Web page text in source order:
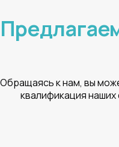
Обращаясь к нам, вы
квалификация